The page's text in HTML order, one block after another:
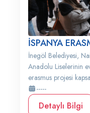
İSPANYA
İnegöl Belediyesi,
Anadolu Liselerinin
erasmus projesi
-----
Detaylı Bilgi